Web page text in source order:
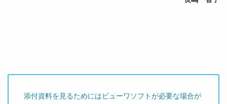
添付資料を見るためにはビューワソフトが必要な場合が